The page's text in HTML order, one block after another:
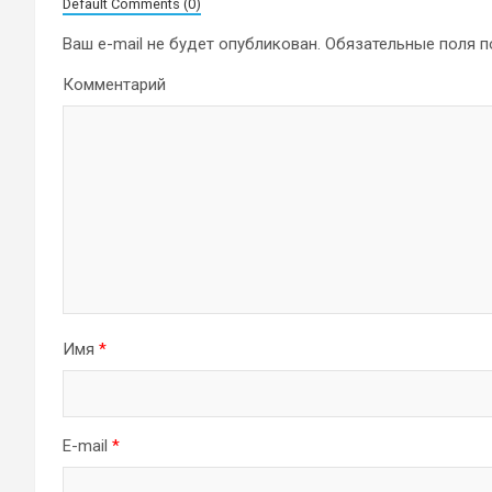
Default Comments (0)
Ваш e-mail не будет опубликован. Обязательные поля
Комментарий
Имя *
E-mail *